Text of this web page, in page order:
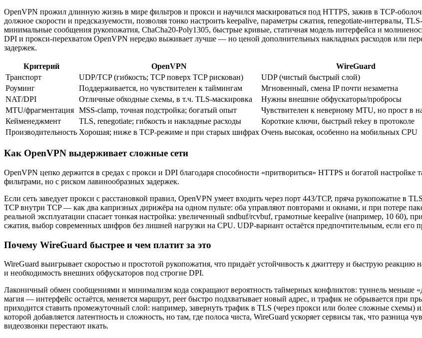
OpenVPN прожил длинную жизнь в мире фильтров и прокси и научился маскироваться под HTTPS, зажив в
должное скорости и предсказуемости, позволяя тонко настроить keepalive, параметры сжатия, renegotiate‑интервалы,
минимальные сообщения рукопожатия, ChaCha20‑Poly1305, быстрые кривые, статичная модель интерфейса и
DPI и прокси-перехватом OpenVPN нередко выживает лучше — но ценой дополнительных накладных расходов или
задержек.
Критерий OpenVPN
WireGuard
Транспорт
UDP/TCP (гибкость; TCP поверх TCP рискован)
UDP (чистый быстрый слой)
Роуминг
Поддерживается, но чувствителен к таймингам
Мгновенный, смена IP почти незаметна
NAT/DPI
Отличные обходные схемы, в т.ч. TLS‑маскировка
Нужны внешние обфускаторы/пробросы
MTU/фрагментация MSS‑clamp, точная подстройка; богатый опыт
Чувствителен к неверному MTU, но прост в
Кейменеджмент
TLS, renegotiate; гибкость и накладные расходы
Короткие ключи, быстрый rekey в протоколе
Производительность Хорошая; ниже в TCP‑режиме и при старых шифрах Очень высокая, особенно на мобильных CPU
Как OpenVPN выдерживает сложные сети
OpenVPN цепко держится в средах с прокси и DPI благодаря способности «притвориться» HTTPS и богатой
фильтрами, но с риском лавинообразных задержек.
Если сеть заведует прокси с расстановкой правил, OpenVPN умеет входить через порт 443/TCP, пряча рукопожатие в
TCP внутри TCP — как два капризных дирижёра на одном пульте: оба управляют повторами и окнами, и при потере
реальной эксплуатации спасает тонкая настройка: увеличенный sndbuf/rcvbuf, грамотные keepalive (например, 10 60),
сжатия, выбор современных шифров без лишней нагрузки на CPU. UDP‑вариант остаётся предпочтительным, если
Почему WireGuard быстрее и чем платит за это
WireGuard выигрывает скоростью и простотой рукопожатия, что придаёт устойчивость к джиттеру и быструю
и необходимость внешних обфускаторов под строгие DPI.
Лаконичный обмен сообщениями и минимализм кода сокращают вероятность таймерных конфликтов: туннель меньше
магия — интерфейс остаётся, меняется маршрут, peer быстро подхватывает новый адрес, и трафик не обрывается при
приходится ставить промежуточный слой: например, завернуть трафик в TLS (через прокси или более сложные схемы)
которой добавляется латентность и сложность, но там, где полоса чиста, WireGuard ускоряет сервисы так, что разница
видеозвонки перестают икать.